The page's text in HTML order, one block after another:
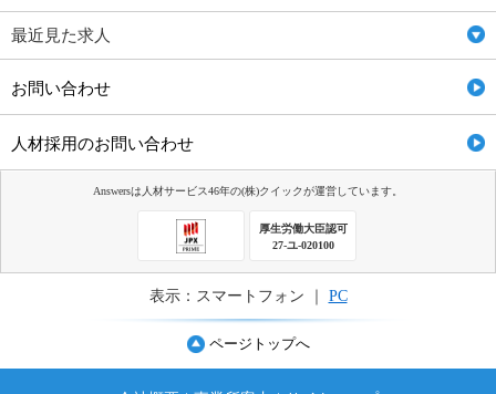
最近見た求人
お問い合わせ
人材採用のお問い合わせ
Answersは人材サービス46年の(株)クイックが運営しています。
厚生労働大臣認可
27-ユ-020100
表示：スマートフォン ｜ PC
ページトップへ